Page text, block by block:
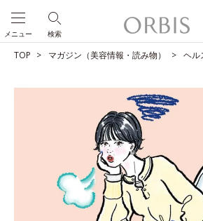
検索
メニュー
TOP マガジン（美容情報・読み物） ヘル